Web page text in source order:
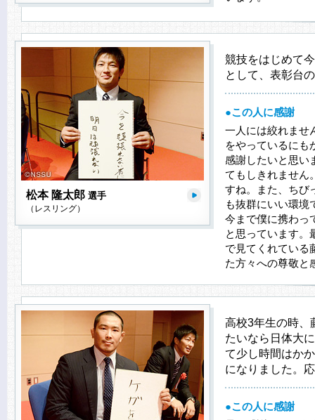
松本 隆太郎 選手
（レスリング）
競技をはじめて
として、表彰台
●この人に感謝
一人には絞れませ
をやっているにも
感謝したいと思い
てもしきれません
すね。また、ちび
も抜群にいい環境
今まで僕に携わっ
と思っています。
で見てくれている
た方々への尊敬と
高校3年生の時、
たいなら日体大
て少し時間はか
になりました。
●この人に感謝